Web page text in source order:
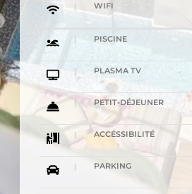
WIFI
PISCINE
PLASMA TV
PETIT-DÉJEUNER
ACCÉSSIBILITÉ
PARKING